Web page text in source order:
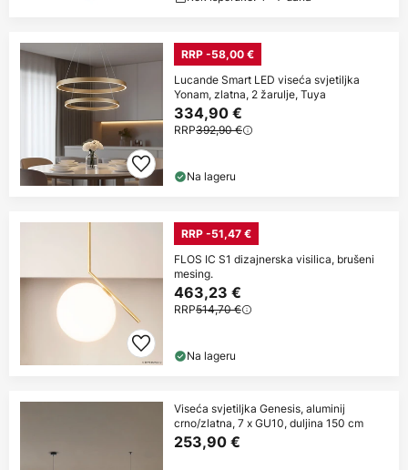
RRP -58,00 €
Lucande Smart LED viseća svjetiljka
Yonam, zlatna, 2 žarulje, Tuya
334,90 €
RRP392,90 €
Na lageru
RRP -51,47 €
FLOS IC S1 dizajnerska visilica, brušeni
mesing.
463,23 €
RRP514,70 €
Na lageru
Viseća svjetiljka Genesis, aluminij
crno/zlatna, 7 x GU10, duljina 150 cm
253,90 €